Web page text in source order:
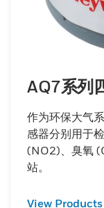
AQ7系列
作为环保大气
感器分别用于
(NO2)、臭氧
站。
View Products